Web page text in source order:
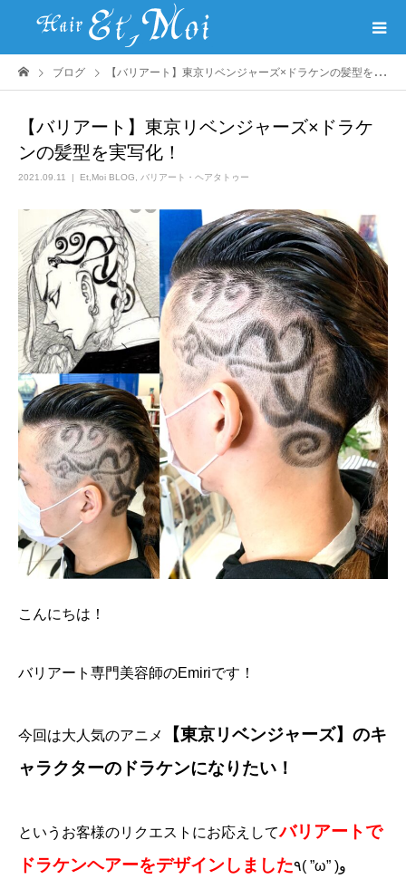
ブログ 【バリアート】東京リベンジャーズ×ドラケンの髪型を実写化！
【バリアート】東京リベンジャーズ×ドラケ
ンの髪型を実写化！
2021.09.11 Et,Moi BLOG バリアート・ヘアタトゥー
こんにちは！
バリアート専門美容師のEmiriです！
今回は大人気のアニメ
【東京リベンジャーズ】のキ
ャラクターのドラケンになりたい！
というお客様のリクエストにお応えしてバリアートで
ドラケンヘアーをデザインしました
٩( ”ω” )و